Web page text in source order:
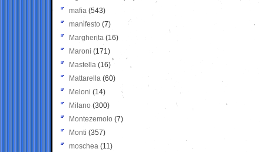
mafia (543)
manifesto (7)
Margherita (16)
Maroni (171)
Mastella (16)
Mattarella (60)
Meloni (14)
Milano (300)
Montezemolo (7)
Monti (357)
moschea (11)